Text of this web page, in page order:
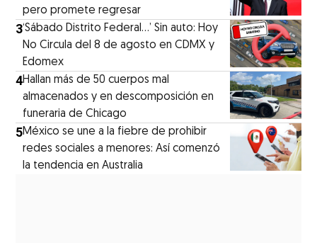
pero promete regresar
3‘Sábado Distrito Federal...’ Sin auto: Hoy
No Circula del 8 de agosto en CDMX y
Edomex
4Hallan más de 50 cuerpos mal
almacenados y en descomposición en
funeraria de Chicago
5México se une a la fiebre de prohibir
redes sociales a menores: Así comenzó
la tendencia en Australia